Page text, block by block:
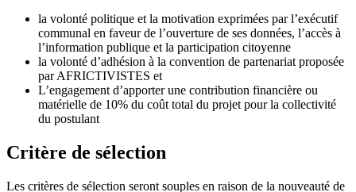
la volonté politique et la motivation exprimées par l’exécutif
communal en faveur de l’ouverture de ses données, l’accès à
l’information publique et la participation citoyenne
la volonté d’adhésion à la convention de partenariat proposée
par AFRICTIVISTES et
L’engagement d’apporter une contribution financière ou
matérielle de 10% du coût total du projet pour la collectivité
du postulant
Critère de sélection
Les critères de sélection seront souples en raison de la nouveauté de